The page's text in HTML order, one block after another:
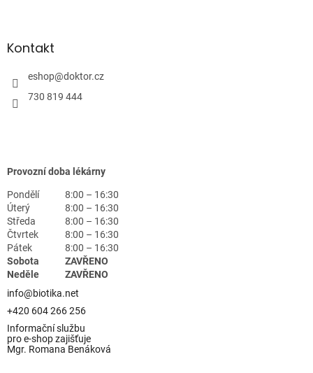
Kontakt
eshop@doktor.cz
730 819 444
Provozní doba lékárny
Pondělí
8:00 – 16:30
Úterý
8:00 – 16:30
Středa
8:00 – 16:30
Čtvrtek
8:00 – 16:30
Pátek
8:00 – 16:30
Sobota
ZAVŘENO
Neděle
ZAVŘENO
info@biotika.net
+420 604 266 256
Informační službu
pro e-shop zajišťuje
Mgr. Romana Benáková